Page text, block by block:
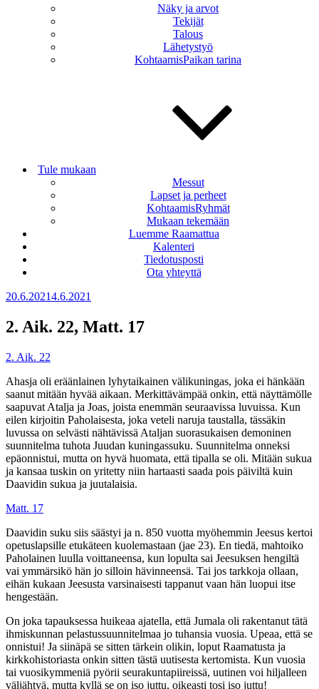
Näky ja arvot
Tekijät
Talous
Lähetystyö
KohtaamisPaikan tarina
Tule mukaan
Messut
Lapset ja perheet
KohtaamisRyhmät
Mukaan tekemään
Luemme Raamattua
Kalenteri
Tiedotusposti
Ota yhteyttä
Julkaistu
20.6.20214.6.2021
2. Aik. 22, Matt. 17
2. Aik. 22
Ahasja oli eräänlainen lyhytaikainen välikuningas, joka ei hänkään
saanut mitään hyvää aikaan. Merkittävämpää onkin, että näyttämölle
saapuvat Atalja ja Joas, joista enemmän seuraavissa luvuissa. Kun
eilen kirjoitin Paholaisesta, joka veteli naruja taustalla, tässäkin
luvussa on selvästi nähtävissä Ataljan suorasukaisen demoninen
suunnitelma tuhota Juudan kuningassuku. Suunnitelma onneksi
epäonnistui, mutta on hyvä huomata, että tipalla se oli. Mitään sukua
ja kansaa tuskin on yritetty niin hartaasti saada pois päiviltä kuin
Daavidin sukua ja juutalaisia.
Matt. 17
Daavidin suku siis säästyi ja n. 850 vuotta myöhemmin Jeesus kertoi
opetuslapsille etukäteen kuolemastaan (jae 23). En tiedä, mahtoiko
Paholainen luulla voittaneensa, kun lopulta sai Jeesuksen hengiltä
vai ymmärsikö hän jo silloin hävinneensä. Tai jos tarkkoja ollaan,
eihän kukaan Jeesusta varsinaisesti tappanut vaan hän luopui itse
hengestään.
On joka tapauksessa huikeaa ajatella, että Jumala oli rakentanut tätä
ihmiskunnan pelastussuunnitelmaa jo tuhansia vuosia. Upeaa, että se
onnistui! Ja siinäpä se sitten tärkein olikin, loput Raamatusta ja
kirkkohistoriasta onkin sitten tästä uutisesta kertomista. Kun vuosia
tai vuosikymmeniä pyörii seurakuntapiireissä, uutinen voi hiljalleen
väljähtyä, mutta kyllä se on iso juttu, oikeasti tosi iso juttu!